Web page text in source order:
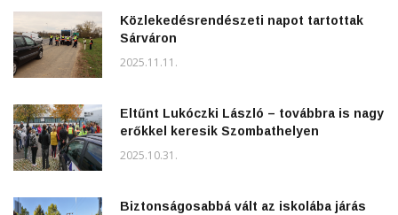
Közlekedésrendészeti napot tartottak
Sárváron
2025.11.11.
Eltűnt Lukóczki László – továbbra is nagy
erőkkel keresik Szombathelyen
2025.10.31.
Biztonságosabbá vált az iskolába járás